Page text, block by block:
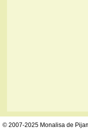
© 2007-2025 Monalisa de